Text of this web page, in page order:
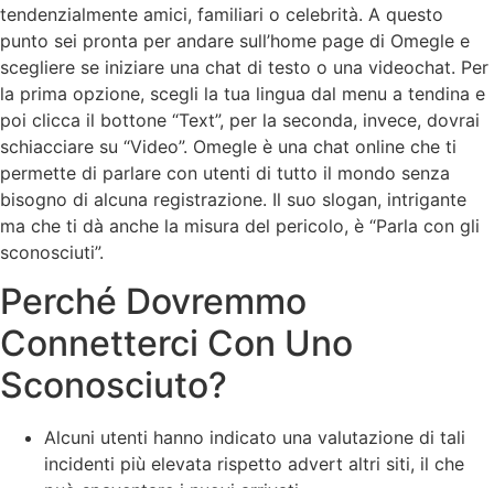
tendenzialmente amici, familiari o celebrità. A questo
punto sei pronta per andare sull’home page di Omegle e
scegliere se iniziare una chat di testo o una videochat. Per
la prima opzione, scegli la tua lingua dal menu a tendina e
poi clicca il bottone “Text”, per la seconda, invece, dovrai
schiacciare su “Video”. Omegle è una chat online che ti
permette di parlare con utenti di tutto il mondo senza
bisogno di alcuna registrazione. Il suo slogan, intrigante
ma che ti dà anche la misura del pericolo, è “Parla con gli
sconosciuti”.
Perché Dovremmo
Connetterci Con Uno
Sconosciuto?
Alcuni utenti hanno indicato una valutazione di tali
incidenti più elevata rispetto advert altri siti, il che